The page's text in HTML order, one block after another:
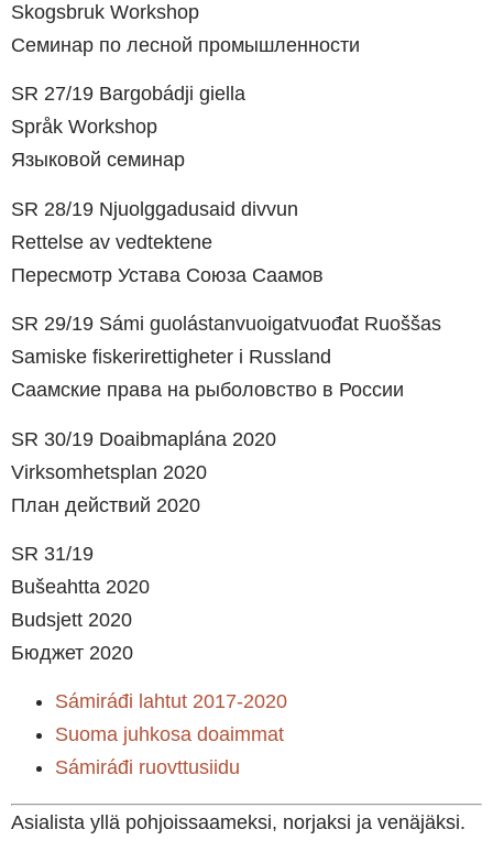
Skogsbruk Workshop
Семинар по лесной промышленности
SR 27/19 Bargobádji giella
Språk Workshop
Языковой семинар
SR 28/19 Njuolggadusaid divvun
Rettelse av vedtektene
Пересмотр Устава Союза Саамов
SR 29/19 Sámi guolástanvuoigatvuođat Ruoššas
Samiske fiskerirettigheter i Russland
Саамские права на рыболовство в России
SR 30/19 Doaibmaplána 2020
Virksomhetsplan 2020
План действий 2020
SR 31/19
Bušeahtta 2020
Budsjett 2020
Бюджет 2020
Sámiráđi lahtut 2017-2020
Suoma juhkosa doaimmat
Sámiráđi ruovttusiidu
Asialista yllä pohjoissaameksi, norjaksi ja venäjäksi.